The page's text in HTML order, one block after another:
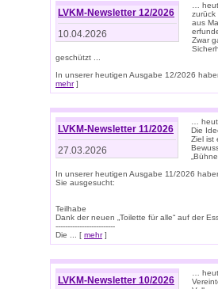
LVKM-Newsletter 12/2026
10.04.2026
…
zurück
aus
Zwar
geschützt ...
In unserer heutigen Ausgabe 12/2026
mehr]
LVKM-Newsletter 11/2026
27.03.2026
…
Die
Ziel ist
In unserer heutigen Ausgabe 11/2026
Sie ausgesucht:
Teilhabe
Dank der neuen „Toilette für alle“ auf der
-------------------------
Die ... [ mehr]
LVKM-Newsletter 10/2026
…